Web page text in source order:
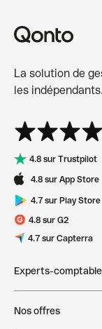
La solution de
les indépendants.
4.8 sur Trustpilot
4.8 sur App Store
4.7 sur Play Store
4.8 sur G2
4.7 sur Capterra
Experts-
Nos offres